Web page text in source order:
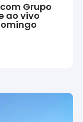
Grupo
ao vivo